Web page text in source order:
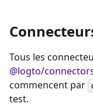
Tous les
@logto/
commencent par
test.